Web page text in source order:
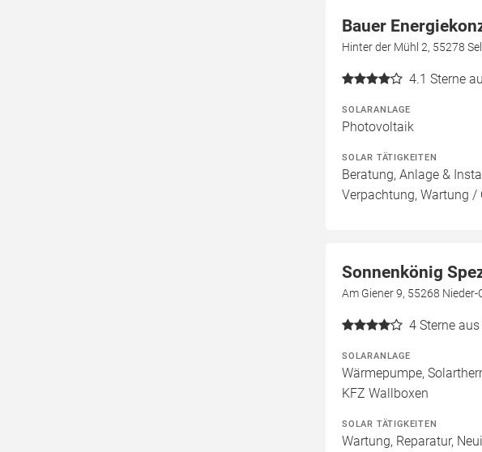
Bauer
Hinter der Mühl 2, 55278
4.1 Sterne
SOLARANLAGE
Photovoltaik
SOLAR TÄTIGKEITEN
Beratung, Anlage &
Verpachtung, Wartung /
Sonnenkönig
Am Giener 9, 55268
4 Sterne
SOLARANLAGE
Wärmepumpe,
KFZ Wallboxen
SOLAR TÄTIGKEITEN
Wartung, Reparatur,